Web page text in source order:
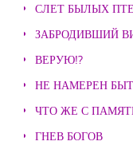
СЛЕТ БЫЛЫХ
ЗАБРОДИВШИЙ
ВЕРУЮ!?
НЕ НАМЕРЕН
ЧТО ЖЕ С
ГНЕВ БОГОВ